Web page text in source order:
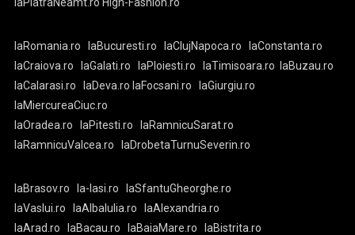
laRomania.ro laBucuresti.ro laClujNapoca.ro
laConstanta.ro
laCraiova.ro
laGalati.ro laPloiesti.ro laTimisoara.ro
laBuzau.ro
laCalarasi.ro
laDeva.ro laFocsani.ro
laGiurgiu.ro
laMiercureaCiuc.ro
laOradea.ro
laPitesti.ro
laRamnicuSarat.ro
laRamnicuValcea.ro
laDrobetaTurnuSeverin.ro
laBrasov.ro la-Iasi.ro
laSfantuGheorghe.ro
laVaslui.ro
laAlbaIulia.ro
laAlexandria.ro
laArad.ro
laBacau.ro laBaiaMare.ro laBistrita.ro